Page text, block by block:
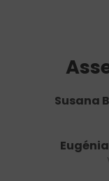
Susana